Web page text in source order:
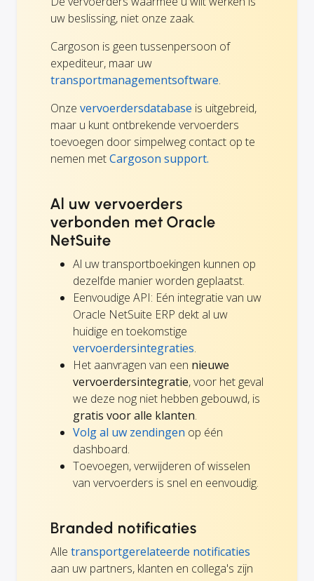
uw beslissing, niet onze zaak.
Cargoson is geen tussenpersoon of
expediteur, maar uw
transportmanagementsoftware.
Onze vervoerdersdatabase is uitgebreid,
maar u kunt ontbrekende vervoerders
toevoegen door simpelweg contact op te
nemen metCargoson support.
Al uw vervoerders
verbonden met Oracle
NetSuite
Al uw transportboekingen kunnen op
dezelfde manier worden geplaatst.
Eenvoudige API: Eén integratie van uw
Oracle NetSuite ERP dekt al uw
huidige en toekomstige
vervoerdersintegraties.
Het aanvragen van een nieuwe
vervoerdersintegratie, voor het geval
we deze nog niet hebben gebouwd, is
gratis voor alle klanten.
Volg al uw zendingen op één
dashboard.
Toevoegen, verwijderen of wisselen
van vervoerders is snel en eenvoudig.
Branded notificaties
Alle transportgerelateerde notificaties
aan uw partners, klanten en collega's zijn